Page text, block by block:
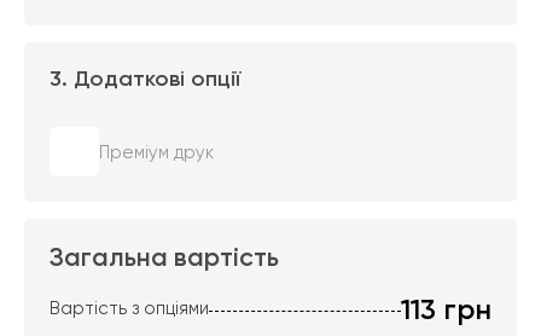
3. Додаткові опції
Преміум друк
Загальна вартість
Вартість з опціями 113 грн